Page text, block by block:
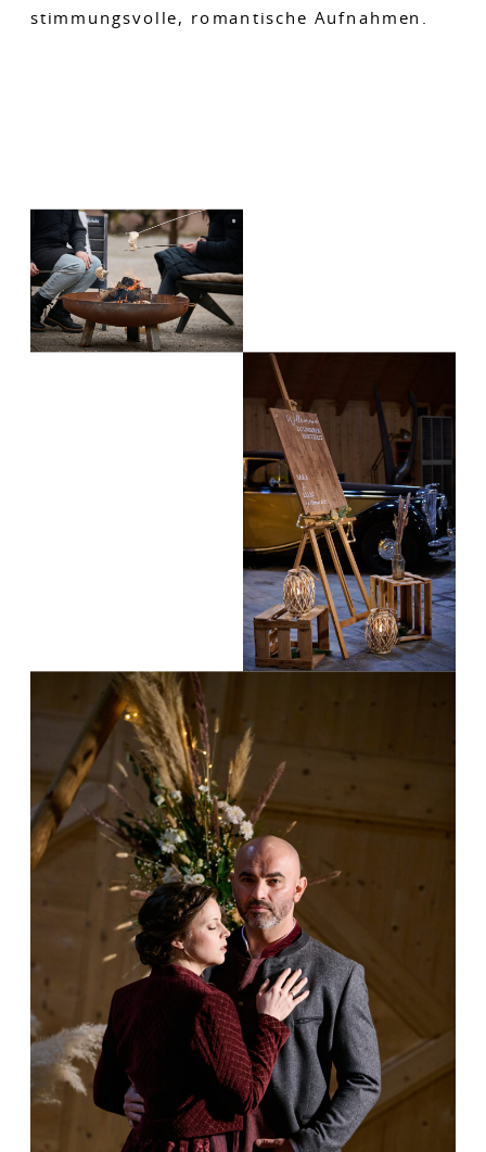
stimmungsvolle, romantische Aufnahmen.